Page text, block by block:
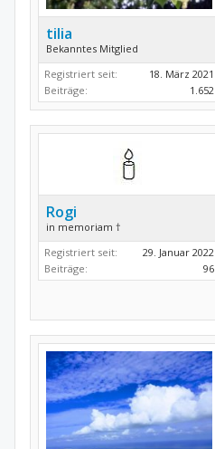
tilia
Bekanntes Mitglied
Registriert seit:
18. März 2021
Beiträge:
1.652
Rogi
in memoriam †
Registriert seit:
29. Januar 2022
Beiträge:
96